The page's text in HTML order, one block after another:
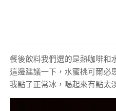
餐後飲料我們選的是熱咖啡和
這邊建議一下，水蜜桃可爾必
我點了正常冰，喝起來有點太